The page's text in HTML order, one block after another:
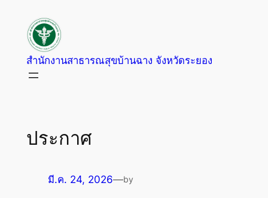
สำนักงานสาธารณสุขบ้านฉาง จังหวัดระยอง
ประกาศ
มี.ค. 24, 2026—by